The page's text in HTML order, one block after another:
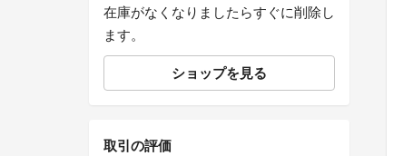
在庫がなくなりましたらすぐに削除し
ます。
ショップを見る
取引の評価